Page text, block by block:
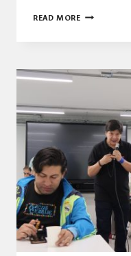
READ MORELA
PRESENTÓ
APUESTAS
DE
INNOVACIÓN
EN
EL
PITCH
DAY
DE
ESCÁLALO
2026